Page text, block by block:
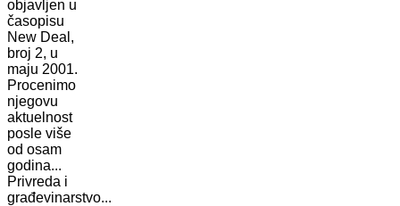
objavljen u
časopisu
New Deal,
broj 2, u
maju 2001.
Procenimo
njegovu
aktuelnost
posle više
od osam
godina...
Privreda i
građevinarstvo...